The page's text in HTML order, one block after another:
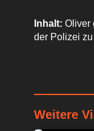
Inhalt: Oliver
der Polizei
Weitere